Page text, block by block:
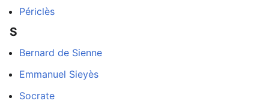
Périclès
S
Bernard de Sienne
Emmanuel Sieyès
Socrate